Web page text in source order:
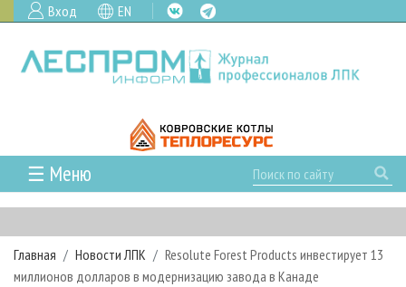
Вход EN
☰ Меню
ГЛАВНАЯ
РУБРИКИ И ТЕМЫ
РУБРИКИ ЖУРНАЛА
НОВОСТИ
Главная Новости ЛПК
Resolute Forest Products инвестирует 13
миллионов долларов в модернизацию завода в Канаде